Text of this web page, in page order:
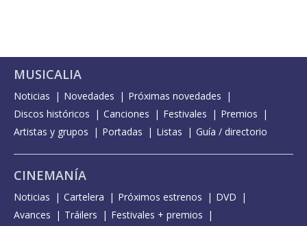
MUSICALIA
Noticias Novedades
Próximas novedades
Discos históricos
Canciones Festivales
Premios
Artistas y grupos
Portadas Listas Guía / directorio
CINEMANÍA
Noticias Cartelera Próximos estrenos
DVD
Avances
Tráilers Festivales + premios